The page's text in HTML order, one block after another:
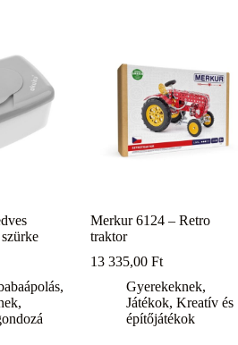
,
,
Merkur 6124 – Retro
traktor
13 335,00Ft
Gyerekeknek,
Játékok,Kreatív és
építőjátékok